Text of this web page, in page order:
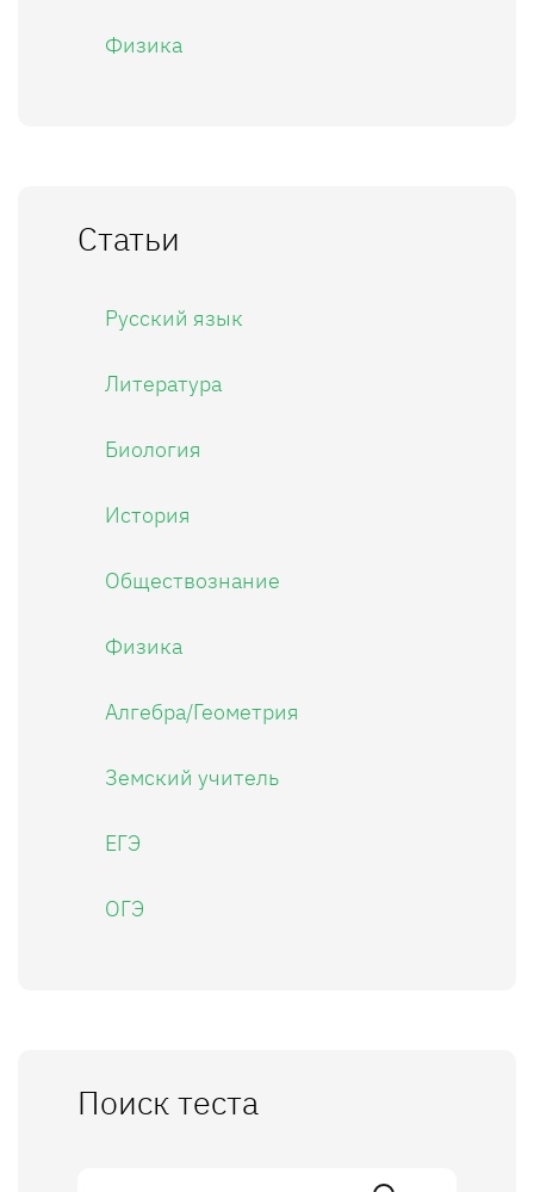
Физика
Статьи
Русский язык
Литература
Биология
История
Обществознание
Физика
Алгебра/Геометрия
Земский учитель
ЕГЭ
ОГЭ
Поиск теста